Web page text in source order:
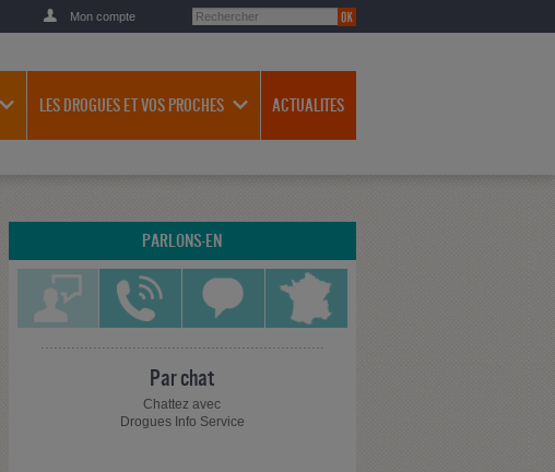
Mon compte
LES DROGUES ET VOS PROCHES ACTUALITES
PARLONS-EN
Par chat
Chattez avec
Drogues Info Service